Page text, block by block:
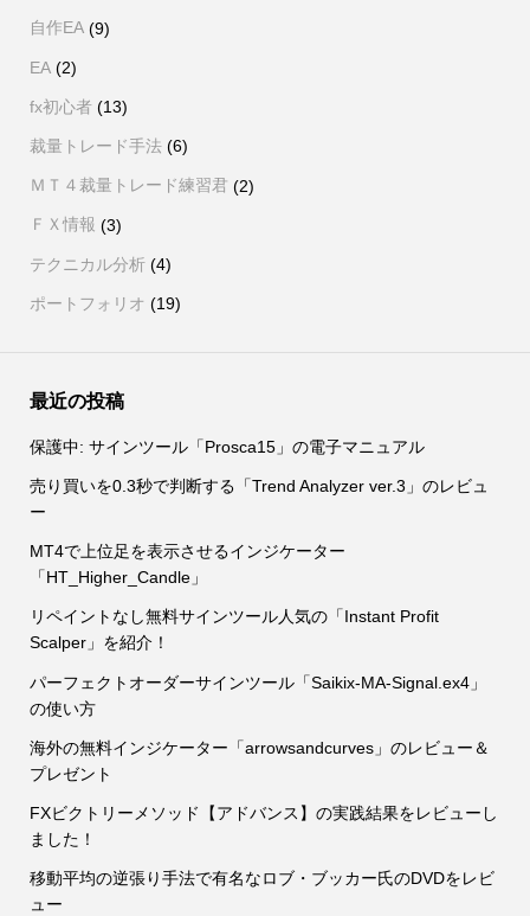
自作EA(9)
EA(2)
fx初心者(13)
裁量トレード手法(6)
ＭＴ４裁量トレード練習君 (2)
ＦＸ情報 (3)
テクニカル分析(4)
ポートフォリオ (19)
最近の投稿
保護中: サインツール「Prosca15」の電子マニュアル
売り買いを0.3秒で判断する「Trend Analyzer ver.3」のレビュ
ー
MT4で上位足を表示させるインジケーター
「HT_Higher_Candle」
リペイントなし無料サインツール人気の「Instant Profit
Scalper」を紹介！
パーフェクトオーダーサインツール「Saikix-MA-Signal.ex4」
の使い方
海外の無料インジケーター「arrowsandcurves」のレビュー＆
プレゼント
FXビクトリーメソッド【アドバンス】の実践結果をレビューし
ました！
移動平均の逆張り手法で有名なロブ・ブッカー氏のDVDをレビ
ュー